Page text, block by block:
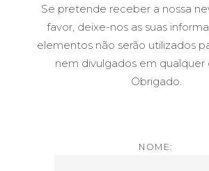
Se pretende receber a nossa
favor, deixe-nos as suas
elementos não serão utilizados
nem divulgados em qualquer
Obrigado.
NOME: